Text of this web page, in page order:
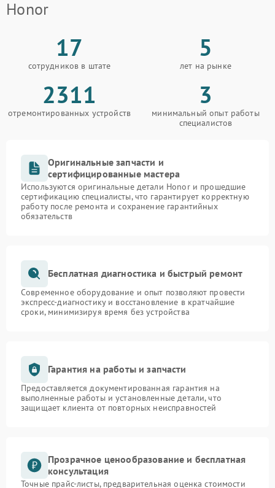
Honor
17
сотрудников в штате
5
лет на рынке
2311
отремонтированных устройств
3
минимальный опыт работы
специалистов
Оригинальные запчасти и
сертифицированные мастера
Используются оригинальные детали Honor и прошедшие
сертификацию специалисты, что гарантирует корректную
работу после ремонта и сохранение гарантийных
обязательств
Бесплатная диагностика и быстрый ремонт
Современное оборудование и опыт позволяют провести
экспресс-диагностику и восстановление в кратчайшие
сроки, минимизируя время без устройства
Гарантия на работы и запчасти
Предоставляется документированная гарантия на
выполненные работы и установленные детали, что
защищает клиента от повторных неисправностей
Прозрачное ценообразование и бесплатная
консультация
Точные прайс-листы, предварительная оценка стоимости